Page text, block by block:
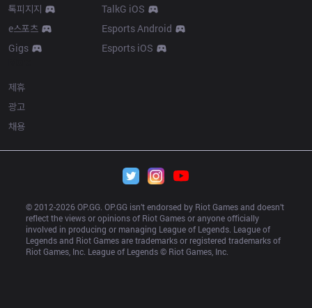
톡피지지
e스포츠
Gigs
TalkG iOS
Esports Android
Esports iOS
제휴
광고
채용
© 2012-2026 OP.GG. OP.GG isn’t endorsed by Riot Games and doesn’t
reflect the views or opinions of Riot Games or anyone officially
involved in producing or managing League of Legends. League of
Legends and Riot Games are trademarks or registered trademarks of
Riot Games, Inc. League of Legends © Riot Games, Inc.